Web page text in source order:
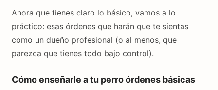
Ahora que tienes claro lo básico, vamos a lo
práctico: esas órdenes que harán que te sientas
como un dueño profesional (o al menos, que
parezca que tienes todo bajo control).
Cómo enseñarle a tu perro órdenes básicas